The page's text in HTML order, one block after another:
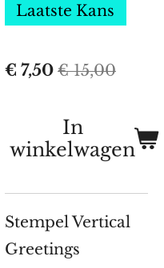
Laatste Kans
€ 7,50 € 15,00
In
winkelwagen
Stempel Vertical
Greetings